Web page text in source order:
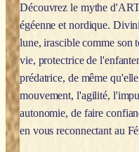
Découvrez le mythe
égéenne et nordique.
lune, irascible comme son
vie, protectrice de
prédatrice, de même
mouvement, l'agilité,
autonomie, de faire
en vous reconnectant au